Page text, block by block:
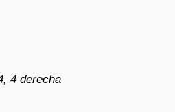
4 derecha